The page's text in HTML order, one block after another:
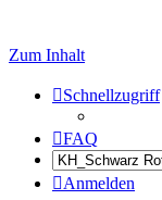
Zum Inhalt
Schnellzugriff
FAQ
Anmelden